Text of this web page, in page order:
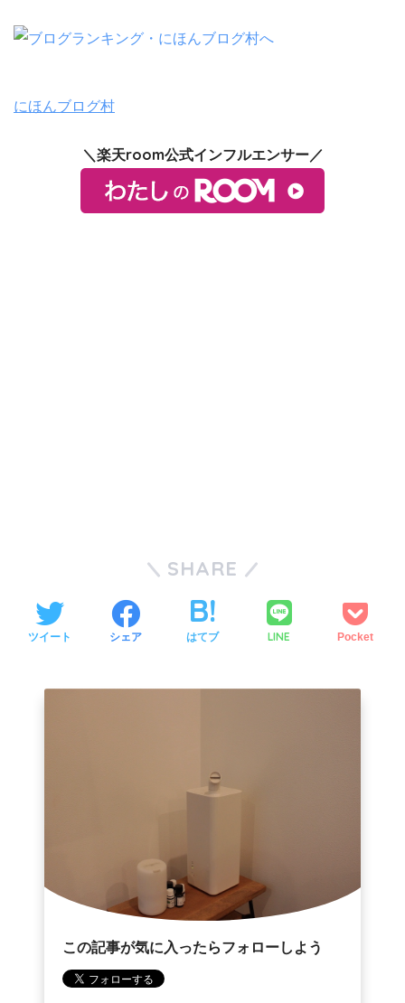
にほんブログ村
＼楽天room公式インフルエンサー／
SHARE
ツイート シェア はてブ LINE Pocket
この記事が気に入ったらフォローしよう